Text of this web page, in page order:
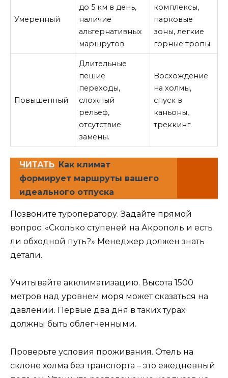
Умеренный
до 5 км в день,
наличие
альтернативных
маршрутов.
комплексы,
парковые
зоны, легкие
горные тропы.
Повышенный
Длительные
пешие
переходы,
сложный
рельеф,
отсутствие
замены.
Восхождение
на холмы,
спуск в
каньоны,
треккинг.
ЧИТАТЬ Как климат
формирует маршруты вашего
идеального отпуска
Позвоните туроператору. Задайте прямой
вопрос: «Сколько ступеней на Акрополь и есть
ли обходной путь?» Менеджер должен знать
детали.
Учитывайте акклиматизацию. Высота 1500
метров над уровнем моря может сказаться на
давлении. Первые два дня в таких турах
должны быть облегченными.
Проверьте условия проживания. Отель на
склоне холма без транспорта – это ежедневный